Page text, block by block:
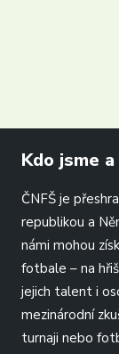
Kdo jsme
ČNFŠ je
republikou a
námi mohou
fotbale – na
jejich talent i
mezinárodní
turnaji nebo